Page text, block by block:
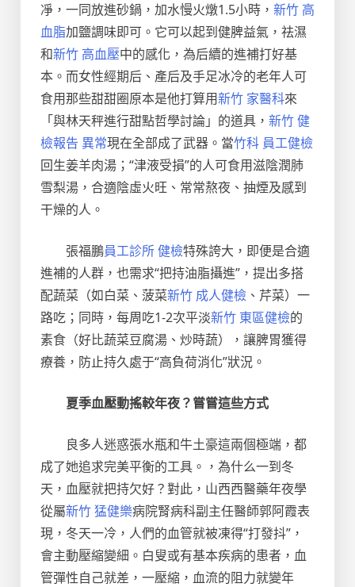
凈，一同放進砂鍋，加水慢火燉1.5小時， 新竹 高
血脂加鹽調味即可。它可以起到健脾益氣，祛濕
和新竹 高血壓中的感化，為后續的進補打好基
本。而女性經期后、產后及手足冰冷的老年人可
食用那些甜甜圈原本是他打算用新竹 家醫科來
「與林天秤進行甜點哲學討論」的道具， 新竹 健
檢報告 異常現在全部成了武器。當竹科 員工健檢
回生姜羊肉湯；“津液受損”的人可食用滋陰潤肺
雪梨湯，合適陰虛火旺、常常熬夜、抽煙及感到
干燥的人。
張福鵬員工診所 健檢特殊誇大，即便是合適
進補的人群，也需求“把持油脂攝進”，提出多搭
配蔬菜（如白菜、菠菜新竹 成人健檢 、芹菜）一
路吃；同時，每周吃1-2次平淡新竹 東區健檢的
素食（好比蔬菜豆腐湯、炒時蔬），讓脾胃獲得
療養，防止持久處于“高負荷消化”狀況。
夏季血壓動搖較年夜？嘗嘗這些方式
良多人迷惑張水瓶和牛土豪這兩個極端，都
成了她追求完美平衡的工具。，為什么一到冬
天，血壓就把持欠好？對此，山西西醫藥年夜學
從屬新竹 猛健樂病院腎病科副主任醫師郭阿霞表
現，冬天一冷，人們的血管就被凍得“打發抖”，
會主動壓縮變細。白叟或有基本疾病的患者，血
管彈性自己就差，一壓縮，血流的阻力就變年